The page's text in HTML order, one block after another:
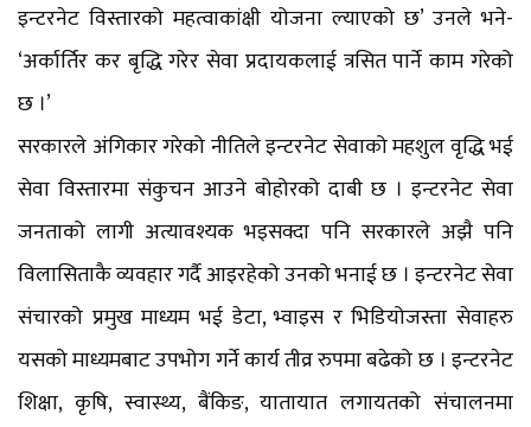
इन्टरनेट विस्तारको महत्वाकांक्षी योजना ल्याएको छ’ उनले भने-
‘अर्कार्तिर कर बृद्धि गरेर सेवा प्रदायकलाई त्रसित पार्ने काम गरेको
छ ।’
सरकारले अंगिकार गरेको नीतिले इन्टरनेट सेवाको महशुल वृद्धि भई
सेवा विस्तारमा संकुचन आउने बोहोरको दाबी छ । इन्टरनेट सेवा
जनताको लागी अत्यावश्यक भइसक्दा पनि सरकारले अझै पनि
विलासिताकै व्यवहार गर्दै आइरहेको उनको भनाई छ । इन्टरनेट सेवा
संचारको प्रमुख माध्यम भई डेटा, भ्वाइस र भिडियोजस्ता सेवाहरु
यसको माध्यमबाट उपभोग गर्ने कार्य तीव्र रुपमा बढेको छ । इन्टरनेट
शिक्षा, कृषि, स्वास्थ्य, बैंकिङ, यातायात लगायतको संचालनमा